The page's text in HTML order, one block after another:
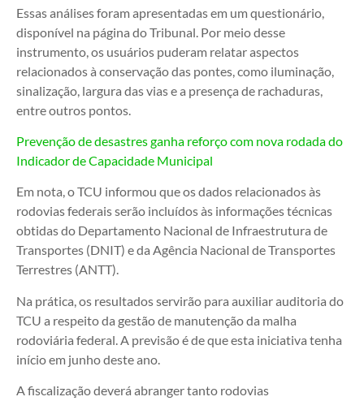
Essas análises foram apresentadas em um questionário,
disponível na página do Tribunal. Por meio desse
instrumento, os usuários puderam relatar aspectos
relacionados à conservação das pontes, como iluminação,
sinalização, largura das vias e a presença de rachaduras,
entre outros pontos.
Prevenção de desastres ganha reforço com nova rodada do
Indicador de Capacidade Municipal
Em nota, o TCU informou que os dados relacionados às
rodovias federais serão incluídos às informações técnicas
obtidas do Departamento Nacional de Infraestrutura de
Transportes (DNIT) e da Agência Nacional de Transportes
Terrestres (ANTT).
Na prática, os resultados servirão para auxiliar auditoria do
TCU a respeito da gestão de manutenção da malha
rodoviária federal. A previsão é de que esta iniciativa tenha
início em junho deste ano.
A fiscalização deverá abranger tanto rodovias